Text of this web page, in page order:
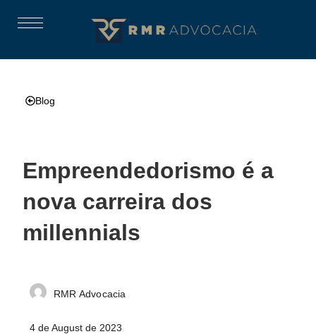
Blog
Empreendedorismo é a
nova carreira dos
millennials
RMR Advocacia
4 de August de 2023